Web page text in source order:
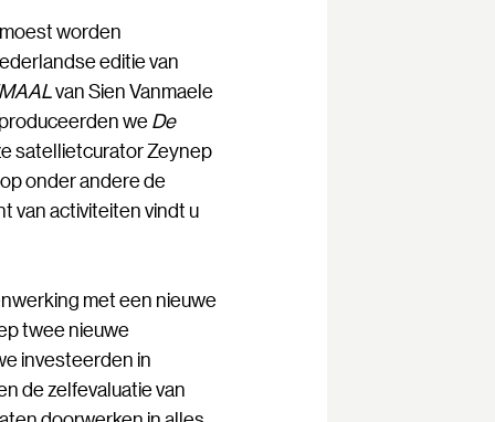
worden
editie van
van Sien Vanmaele
weDe
satellietcurator Zeynep
onder andere de
van activiteiten vindt u
met een nieuwe
twee nieuwe
investeerden in
de zelfevaluatie van